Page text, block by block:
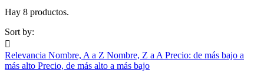
Hay 8 productos.
Sort by:

Relevancia Nombre, A a Z Nombre, Z a A Precio: de más bajo a
más alto Precio, de más alto a más bajo